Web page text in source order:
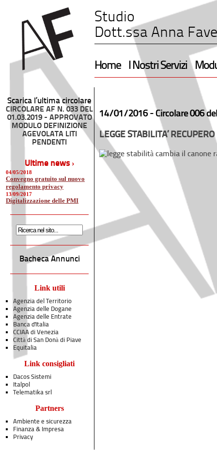
Studio
Dott.ssa Anna
Home I Nostri Servizi
Scarica l’ultima circolare
CIRCOLARE AF N. 033 DEL
01.03.2019 - APPROVATO
MODULO DEFINIZIONE
AGEVOLATA LITI
PENDENTI
Ultime news ›
04/05/2018
Convegno gratuito sul nuovo
regolamento privacy
13/09/2017
Digitalizzazione delle PMI
Bacheca Annunci
Link utili
Agenzia del Territorio
Agenzia delle Dogane
Agenzia delle Entrate
Banca d'Italia
CCIAA di Venezia
Città di San Donà di Piave
Equitalia
Link consigliati
Dacos Sistemi
Italpol
Telematika srl
Partners
Ambiente e sicurezza
Finanza & Impresa
Privacy
14/01/2016 - Circolare 006
LEGGE STABILITA’